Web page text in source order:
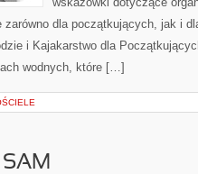
dla początkujących, jak i
i Kajakarstwo dla
wodnych, które […]
SAM